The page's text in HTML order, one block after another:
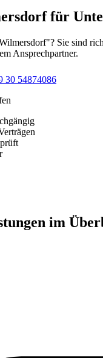
für
Sie sind
Ansprechpartner.
30 54874086
im